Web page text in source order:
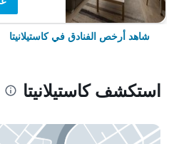
شاهد أرخص الفنادق في كاستيلانيتا
استكشف كاستيلانيتا